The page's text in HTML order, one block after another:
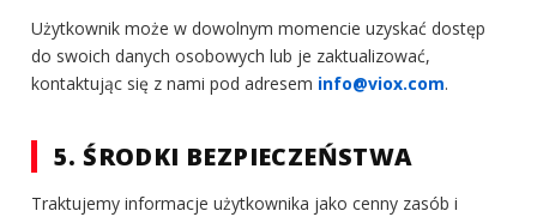
Użytkownik może w dowolnym momencie uzyskać dostęp
do swoich danych osobowych lub je zaktualizować,
kontaktując się z nami pod adresem info@viox.com.
5. ŚRODKI BEZPIECZEŃSTWA
Traktujemy informacje użytkownika jako cenny zasób i